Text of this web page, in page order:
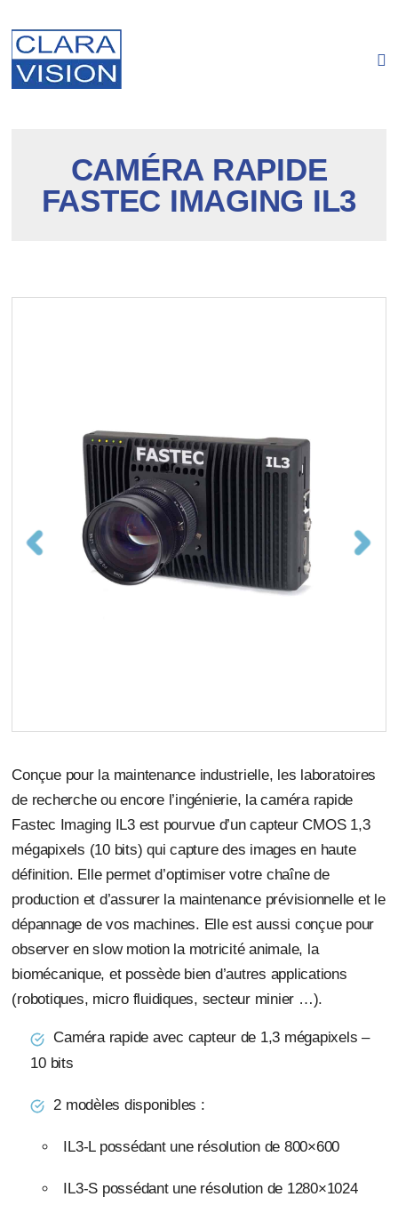
CAMÉRA RAPIDE
FASTEC IMAGING IL3
Conçue pour la maintenance industrielle, les laboratoires
de recherche ou encore l’ingénierie, la caméra rapide
Fastec Imaging IL3 est pourvue d’un capteur CMOS 1,3
mégapixels (10 bits) qui capture des images en haute
définition. Elle permet d’optimiser votre chaîne de
production et d’assurer la maintenance prévisionnelle et le
dépannage de vos machines. Elle est aussi conçue pour
observer en slow motion la motricité animale, la
biomécanique, et possède bien d’autres applications
(robotiques, micro fluidiques, secteur minier …).
Caméra rapide avec capteur de 1,3 mégapixels –
10 bits
2 modèles disponibles :
IL3-L possédant une résolution de 800×600
IL3-S possédant une résolution de 1280×1024